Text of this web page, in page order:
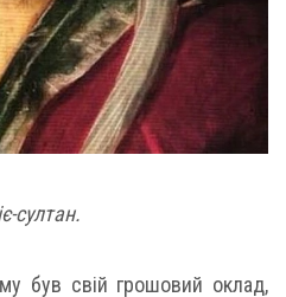
султан.
був свій грошовий оклад,